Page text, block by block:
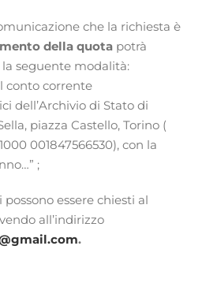
che la richiesta è
della quota potrà
seguente modalità:
conto corrente
dell’Archivio di Stato di
piazza Castello, Torino (
001847566530), con la
;
essere chiesti al
all’indirizzo
.